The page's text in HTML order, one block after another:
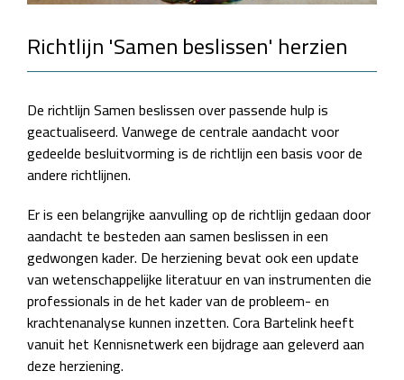
Richtlijn 'Samen beslissen' herzien
De richtlijn Samen beslissen over passende hulp is
geactualiseerd. Vanwege de centrale aandacht voor
gedeelde besluitvorming is de richtlijn een basis voor de
andere richtlijnen.
Er is een belangrijke aanvulling op de richtlijn gedaan door
aandacht te besteden aan samen beslissen in een
gedwongen kader. De herziening bevat ook een update
van wetenschappelijke literatuur en van instrumenten die
professionals in de het kader van de probleem- en
krachtenanalyse kunnen inzetten. Cora Bartelink heeft
vanuit het Kennisnetwerk een bijdrage aan geleverd aan
deze herziening.